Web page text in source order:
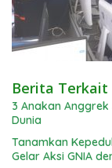
Berita Terkait
3 Anakan Anggrek SMK PPN Tanjungsari Dapat Pengakuan
Dunia
Tanamkan
Gelar Aksi GNIA